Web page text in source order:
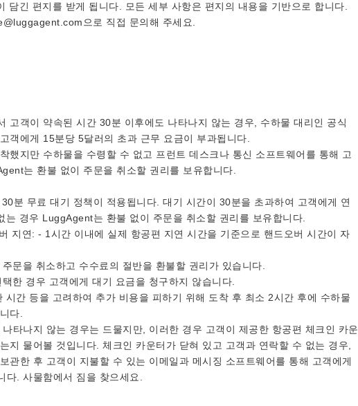
담긴 편지를 받게 됩니다. 모든 세부 사항은 편지의 내용을 기반으로 합니다.
으로 직접 문의해 주세요.
고객이 약속된 시간 30분 이후에도 나타나지 않는 경우, 수하물 대리인 공식
객에게 15분당 5달러의 초과 근무 요금이 부과됩니다.
했지만 수하물을 수령할 수 없고 프런트 데스크나 통신 소프트웨어를 통해 고
는 환불 없이 주문을 취소할 권리를 보유합니다.
분 무료 대기 정책이 적용됩니다. 대기 시간이 30분을 초과하여 고객에게 연
는 경우 LuggAgent는 환불 없이 주문을 취소할 권리를 보유합니다.
지연: - 1시간 이내에 실제 항공편 지연 시간을 기준으로 핸드오버 시간이 자
문을 취소하고 수수료의 절반을 환불할 권리가 있습니다.
한 경우 고객에게 대기 요금을 청구하지 않습니다.
간 등을 고려하여 추가 비용을 피하기 위해 도착 후 최소 2시간 후에 수하물
다.
타나지 않는 경우는 드물지만, 이러한 경우 고객이 제공한 항공편 체크인 카운
지 물어볼 것입니다. 체크인 카운터가 닫혀 있고 고객과 연락할 수 없는 경우,
관한 후 고객이 지불할 수 있는 이메일과 메시징 소프트웨어를 통해 고객에게
. 사물함에서 짐을 찾으세요.